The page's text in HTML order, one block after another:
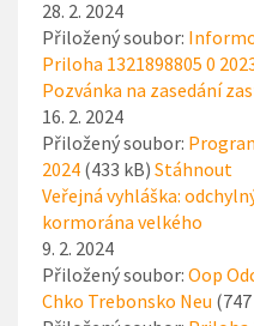
28. 2. 2024
Přiložený soubor:
Priloha 1321898805 0
Pozvánka na zasedání
16. 2. 2024
Přiložený soubor:
2024 (433 kB) Stáhnout
Veřejná vyhláška:
kormorána velkého
9. 2. 2024
Přiložený soubor: Oop
Chko Trebonsko Neu